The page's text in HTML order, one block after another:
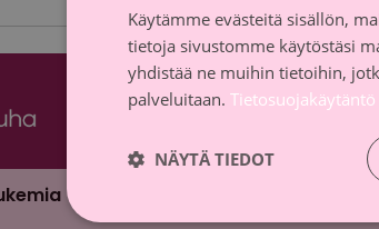
Käytämme evästeitä sisällön,
tietoja sivustomme käytöstäsi
yhdistää ne muihin tietoihin,
palveluitaan. Tietosuojakäytäntö
NÄYTÄ TIEDOT